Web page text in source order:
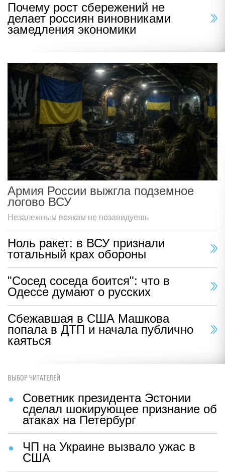
Почему рост сбережений не
делает россиян виновниками
замедления экономики
Армия России выжгла подземное
логово ВСУ
Незалежным воякам не позавидуешь
Ноль ракет: в ВСУ признали
тотальный крах обороны
"Сосед соседа боится": что в
Одессе думают о русских
Сбежавшая в США Машкова
попала в ДТП и начала публично
каяться
ВЫБОР ЧИТАТЕЛЕЙ
Советник президента Эстонии
сделал шокирующее признание об
атаках на Петербург
ЧП на Украине вызвало ужас в
США